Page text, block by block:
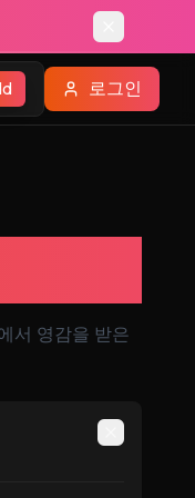
로그인
서 영감을 받은